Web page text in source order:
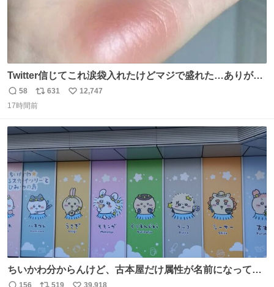
Twitter信じてこれ涙袋入れたけどマジで盛れた…ありがと
う…
返
信
58
リ
ポ
ト
数
631
い
数
12,747
17時間前
ちいかわ分からんけど、古本屋だけ属性が名前になってる
のはどういうこと？
156 519
39,918